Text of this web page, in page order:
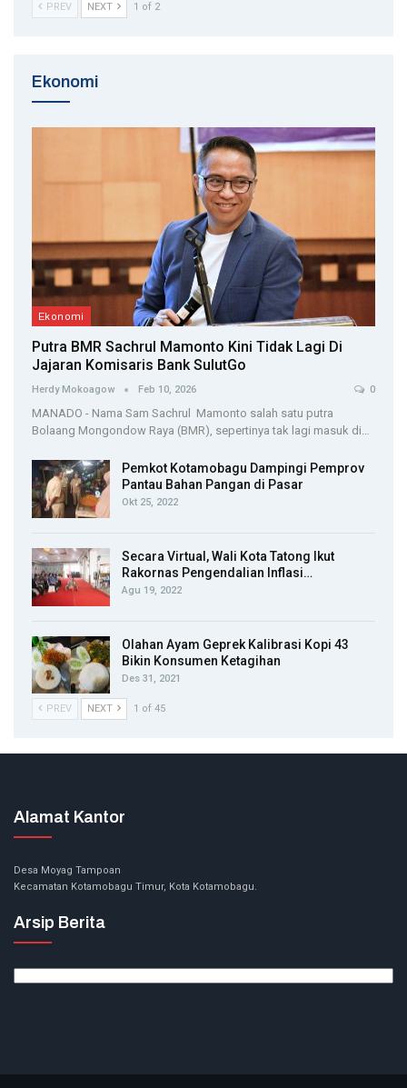
PREV NEXT 1 of 2
Ekonomi
Ekonomi
Putra BMR Sachrul Mamonto Kini Tidak Lagi Di
Jajaran Komisaris Bank SulutGo
Herdy Mokoagow Feb 10, 2026 0
MANADO - Nama Sam Sachrul Mamonto salah satu putra
Bolaang Mongondow Raya (BMR), sepertinya tak lagi masuk di…
Pemkot Kotamobagu Dampingi Pemprov
Pantau Bahan Pangan di Pasar
Okt 25, 2022
Secara Virtual, Wali Kota Tatong Ikut
Rakornas Pengendalian Inflasi…
Agu 19, 2022
Olahan Ayam Geprek Kalibrasi Kopi 43
Bikin Konsumen Ketagihan
Des 31, 2021
PREV NEXT 1 of 45
Alamat Kantor
Desa Moyag Tampoan
Kecamatan Kotamobagu Timur, Kota Kotamobagu.
Arsip Berita